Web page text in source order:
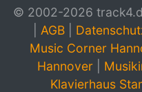
© 2002-2026
AGB
Music Corner
Hannover
Klavierhaus